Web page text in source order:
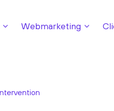
Webmarketing